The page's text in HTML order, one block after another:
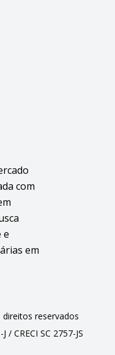
reservados
/ CRECI SC 2757-JS
com
e
em